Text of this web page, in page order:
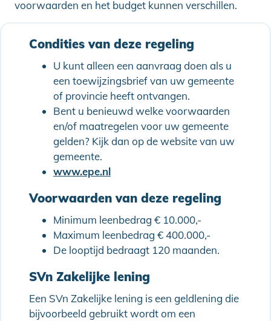
voorwaarden en het budget kunnen verschillen.
Condities van deze regeling
U kunt alleen een aanvraag doen als u
een toewijzingsbrief van uw gemeente
of provincie heeft ontvangen.
Bent u benieuwd welke voorwaarden
en/of maatregelen voor uw gemeente
gelden? Kijk dan op de website van uw
gemeente.
www.epe.nl
Voorwaarden van deze regeling
Minimum leenbedrag € 10.000,-
Maximum leenbedrag € 400.000,-
De looptijd bedraagt 120 maanden.
SVn Zakelijke lening
Een SVn Zakelijke lening is een geldlening die
bijvoorbeeld gebruikt wordt om een